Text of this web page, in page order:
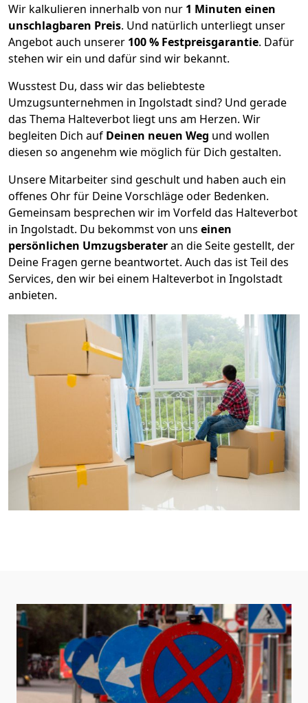
Wir kalkulieren innerhalb von nur 1 Minuten einen
unschlagbaren Preis. Und natürlich unterliegt unser
Angebot auch unserer 100 % Festpreisgarantie. Dafür
stehen wir ein und dafür sind wir bekannt.
Wusstest Du, dass wir das beliebteste
Umzugsunternehmen in Ingolstadt sind? Und gerade
das Thema Halteverbot liegt uns am Herzen. Wir
begleiten Dich auf Deinen neuen Weg und wollen
diesen so angenehm wie möglich für Dich gestalten.
Unsere Mitarbeiter sind geschult und haben auch ein
offenes Ohr für Deine Vorschläge oder Bedenken.
Gemeinsam besprechen wir im Vorfeld das Halteverbot
in Ingolstadt. Du bekommst von uns einen
persönlichen Umzugsberateran die Seite gestellt, der
Deine Fragen gerne beantwortet. Auch das ist Teil des
Services, den wir bei einem Halteverbot in Ingolstadt
anbieten.